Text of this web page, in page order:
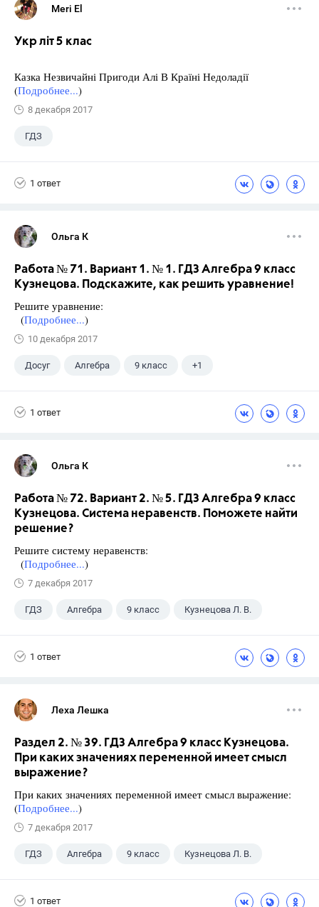
Meri El
Укр літ 5 клас
Казка Незвичайні Пригоди Алі В Країні Недоладії
(Подробнее...)
8 декабря 2017
ГДЗ
1 ответ
Ольга К
Работа № 71. Вариант 1. № 1. ГДЗ Алгебра 9 класс
Кузнецова. Подскажите, как решить уравнение!
Решите уравнение:
(Подробнее...)
10 декабря 2017
Досуг Алгебра 9 класс +1
1 ответ
Ольга К
Работа № 72. Вариант 2. № 5. ГДЗ Алгебра 9 класс
Кузнецова. Система неравенств. Поможете найти
решение?
Решите систему неравенств:
(Подробнее...)
7 декабря 2017
ГДЗ Алгебра 9 класс Кузнецова Л. В.
1 ответ
Леха Лешка
Раздел 2. № 39. ГДЗ Алгебра 9 класс Кузнецова.
При каких значениях переменной имеет смысл
выражение?
При каких значениях переменной имеет смысл выражение:
(Подробнее...)
7 декабря 2017
ГДЗ Алгебра 9 класс Кузнецова Л. В.
1 ответ